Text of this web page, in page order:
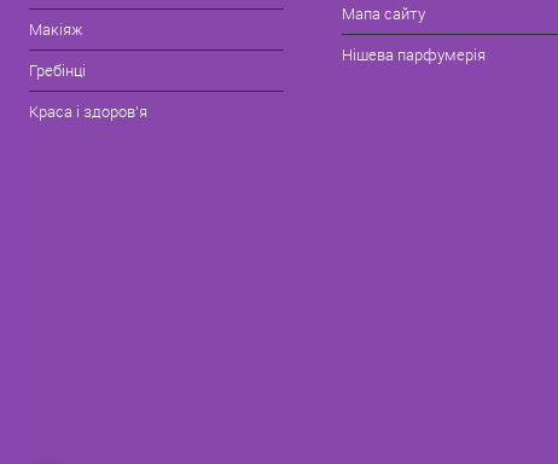
Макіяж
Гребінці
Краса і здоров'я
Мапа сайту
Нішева парфумерія